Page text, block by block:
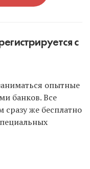
с
опытные
банков. Все
сразу же бесплатно